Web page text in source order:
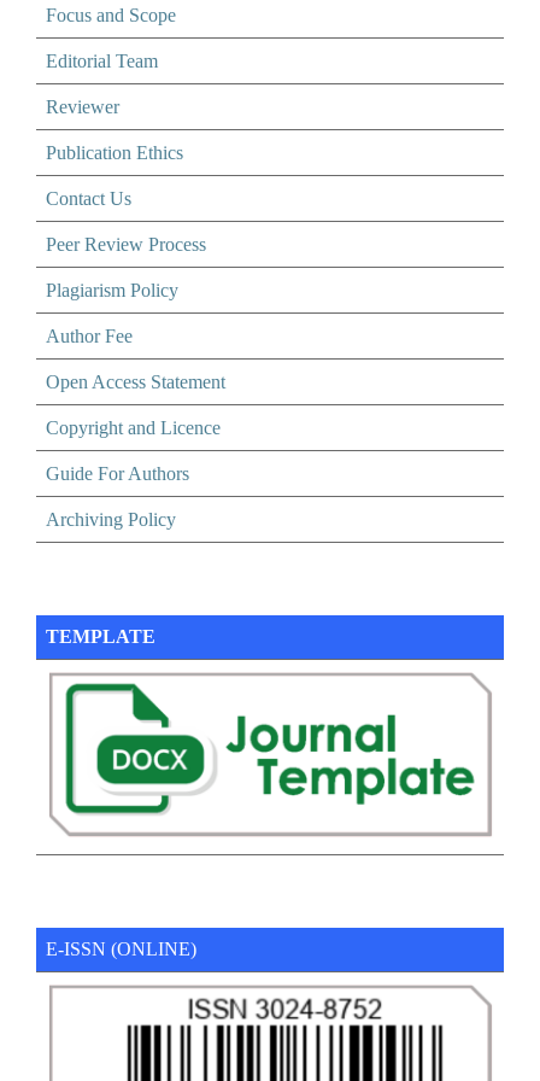
Focus and Scope
Editorial Team
Reviewer
Publication Ethics
Contact Us
Peer Review Process
Plagiarism Policy
Author Fee
Open Access Statement
Copyright and Licence
Guide For Authors
Archiving Policy
TEMPLATE
E-ISSN (ONLINE)